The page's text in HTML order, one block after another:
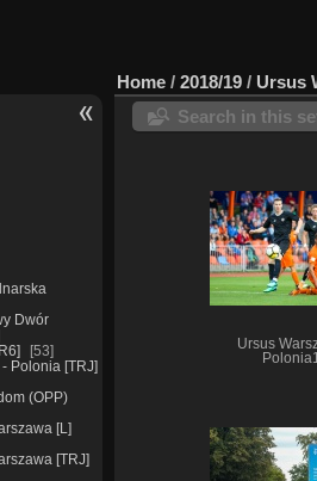
Dwór
53
Polonia [TRJ]
(OPP)
[L]
[TRJ]
Home / 2018/19 / Ursus
Search in this
Ursus